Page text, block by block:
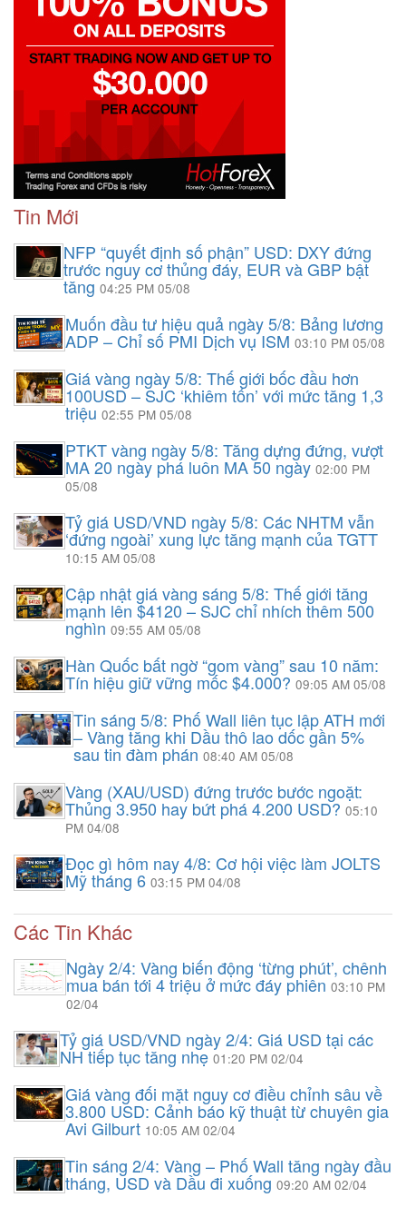
Tin Mới
NFP “quyết định số phận” USD: DXY đứng
trước nguy cơ thủng đáy, EUR và GBP bật
tăng04:25 PM 05/08
Muốn đầu tư hiệu quả ngày 5/8: Bảng lương
ADP – Chỉ số PMI Dịch vụ ISM 03:10 PM 05/08
Giá vàng ngày 5/8: Thế giới bốc đầu hơn
100USD – SJC ‘khiêm tốn’ với mức tăng 1,3
triệu 02:55 PM 05/08
PTKT vàng ngày 5/8: Tăng dựng đứng, vượt
MA 20 ngày phá luôn MA 50 ngày 02:00 PM
05/08
Tỷ giá USD/VND ngày 5/8: Các NHTM vẫn
‘đứng ngoài’ xung lực tăng mạnh của TGTT
10:15 AM 05/08
Cập nhật giá vàng sáng 5/8: Thế giới tăng
mạnh lên $4120 – SJC chỉ nhích thêm 500
nghìn 09:55 AM 05/08
Hàn Quốc bất ngờ “gom vàng” sau 10 năm:
Tín hiệu giữ vững mốc $4.000? 09:05 AM 05/08
Tin sáng 5/8: Phố Wall liên tục lập ATH mới
– Vàng tăng khi Dầu thô lao dốc gần 5%
sau tin đàm phán08:40 AM 05/08
Vàng (XAU/USD) đứng trước bước ngoặt:
Thủng 3.950 hay bứt phá 4.200 USD? 05:10
PM 04/08
Đọc gì hôm nay 4/8: Cơ hội việc làm JOLTS
Mỹ tháng 6 03:15 PM 04/08
Các Tin Khác
Ngày 2/4: Vàng biến động ‘từng phút’, chênh
mua bán tới 4 triệu ở mức đáy phiên03:10 PM
02/04
Tỷ giá USD/VND ngày 2/4: Giá USD tại các
NH tiếp tục tăng nhẹ01:20 PM 02/04
Giá vàng đối mặt nguy cơ điều chỉnh sâu về
3.800 USD: Cảnh báo kỹ thuật từ chuyên gia
Avi Gilburt 10:05 AM 02/04
Tin sáng 2/4: Vàng – Phố Wall tăng ngày đầu
tháng, USD và Dầu đi xuống 09:20 AM 02/04